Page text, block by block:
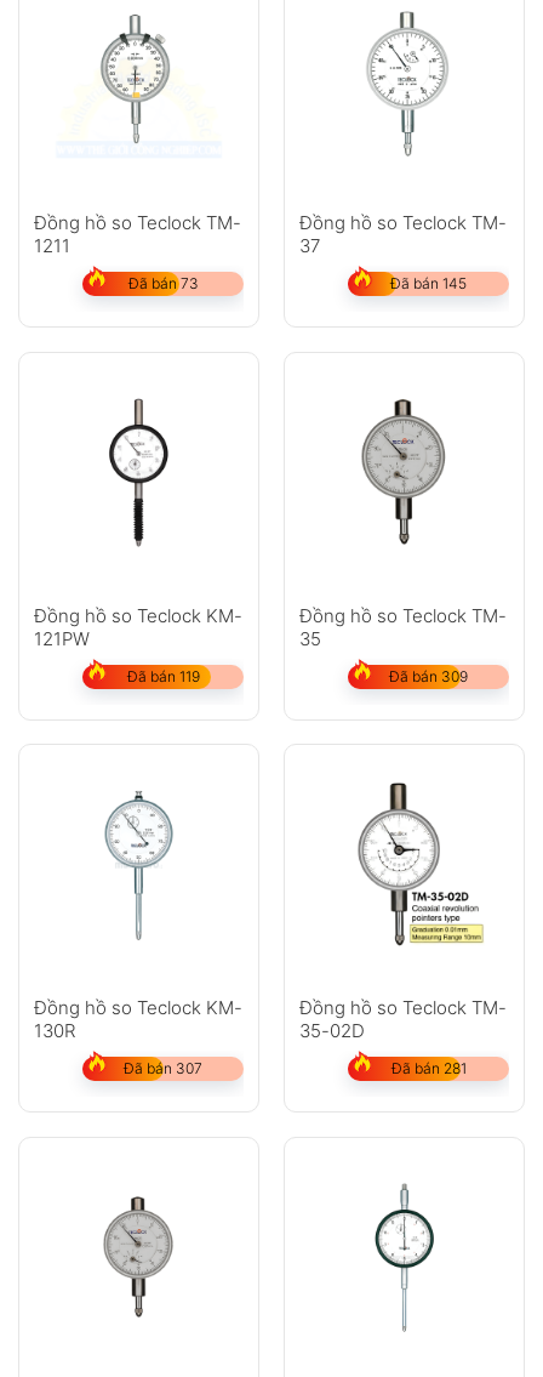
Đồng hồ so Teclock TM-
1211
Đã bán 73
Đồng hồ so Teclock TM-
37
Đã bán 145
Đồng hồ so Teclock KM-
121PW
Đã bán 119
Đồng hồ so Teclock TM-
35
Đã bán 309
Đồng hồ so Teclock KM-
130R
Đã bán 307
Đồng hồ so Teclock TM-
35-02D
Đã bán 281